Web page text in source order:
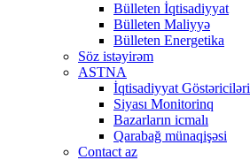
Bülleten İqtisadiyyat
Bülleten Maliyyə
Bülleten Energetika
Söz istəyirəm
ASTNA
İqtisadiyyat Göstəriciləri
Siyası Monitorinq
Bazarların icmalı
Qarabağ münaqişəsi
Contact az